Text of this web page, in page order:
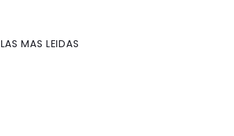
LAS MAS LEIDAS